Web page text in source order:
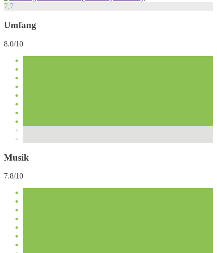
7.7
Umfang
8.0/10
Musik
7.8/10